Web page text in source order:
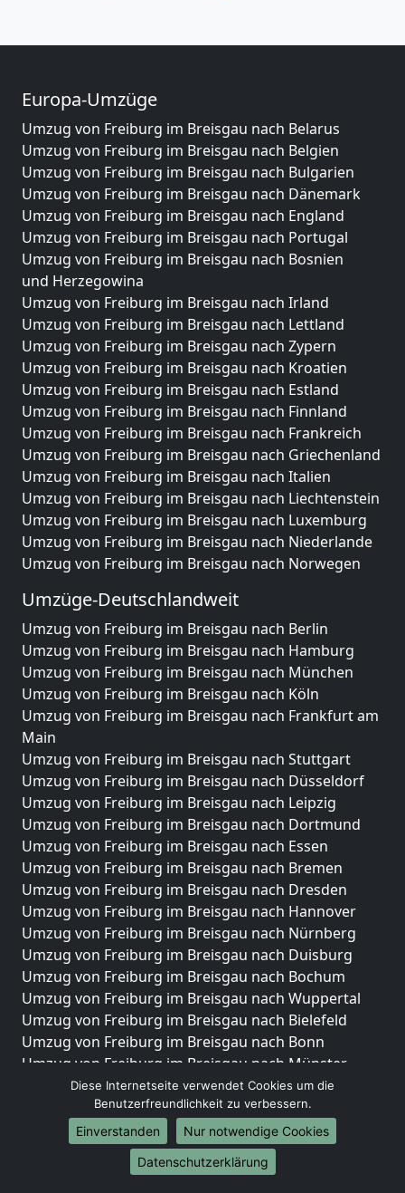
Europa-Umzüge
Umzug von Freiburg im Breisgau nach Belarus
Umzug von Freiburg im Breisgau nach Belgien
Umzug von Freiburg im Breisgau nach Bulgarien
Umzug von Freiburg im Breisgau nach Dänemark
Umzug von Freiburg im Breisgau nach England
Umzug von Freiburg im Breisgau nach Portugal
Umzug von Freiburg im Breisgau nach Bosnien
und Herzegowina
Umzug von Freiburg im Breisgau nach Irland
Umzug von Freiburg im Breisgau nach Lettland
Umzug von Freiburg im Breisgau nach Zypern
Umzug von Freiburg im Breisgau nach Kroatien
Umzug von Freiburg im Breisgau nach Estland
Umzug von Freiburg im Breisgau nach Finnland
Umzug von Freiburg im Breisgau nach Frankreich
Umzug von Freiburg im Breisgau nach Griechenland
Umzug von Freiburg im Breisgau nach Italien
Umzug von Freiburg im Breisgau nach Liechtenstein
Umzug von Freiburg im Breisgau nach Luxemburg
Umzug von Freiburg im Breisgau nach Niederlande
Umzug von Freiburg im Breisgau nach Norwegen
Umzüge-Deutschlandweit
Umzug von Freiburg im Breisgau nach Berlin
Umzug von Freiburg im Breisgau nach Hamburg
Umzug von Freiburg im Breisgau nach München
Umzug von Freiburg im Breisgau nach Köln
Umzug von Freiburg im Breisgau nach Frankfurt am
Main
Umzug von Freiburg im Breisgau nach Stuttgart
Umzug von Freiburg im Breisgau nach Düsseldorf
Umzug von Freiburg im Breisgau nach Leipzig
Umzug von Freiburg im Breisgau nach Dortmund
Umzug von Freiburg im Breisgau nach Essen
Umzug von Freiburg im Breisgau nach Bremen
Umzug von Freiburg im Breisgau nach Dresden
Umzug von Freiburg im Breisgau nach Hannover
Umzug von Freiburg im Breisgau nach Nürnberg
Umzug von Freiburg im Breisgau nach Duisburg
Umzug von Freiburg im Breisgau nach Bochum
Umzug von Freiburg im Breisgau nach Wuppertal
Umzug von Freiburg im Breisgau nach Bielefeld
Umzug von Freiburg im Breisgau nach Bonn
Umzug von Freiburg im Breisgau nach Münster
Internationale-Umzüge
Umzug von Freiburg im Breisgau nach Brasilien
Umzug von Freiburg im Breisgau nach Brunei
Diese Internetseite verwendet Cookies um die
Benutzerfreundlichkeit zu verbessern.
Einverstanden
Nur notwendige Cookies
Datenschutzerklärung